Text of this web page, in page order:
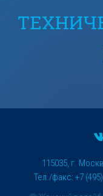
115035, г.
Тел./факс: +7